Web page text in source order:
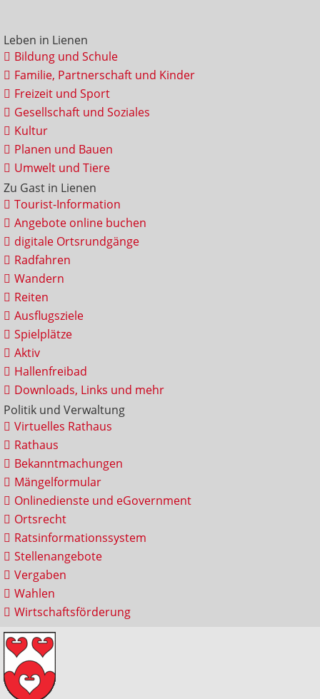
Leben in Lienen
Bildung und Schule
Familie, Partnerschaft und Kinder
Freizeit und Sport
Gesellschaft und Soziales
Kultur
Planen und Bauen
Umwelt und Tiere
Zu Gast in Lienen
Tourist-Information
Angebote online buchen
digitale Ortsrundgänge
Radfahren
Wandern
Reiten
Ausflugsziele
Spielplätze
Aktiv
Hallenfreibad
Downloads, Links und mehr
Politik und Verwaltung
Virtuelles Rathaus
Rathaus
Bekanntmachungen
Mängelformular
Onlinedienste und eGovernment
Ortsrecht
Ratsinformationssystem
Stellenangebote
Vergaben
Wahlen
Wirtschaftsförderung